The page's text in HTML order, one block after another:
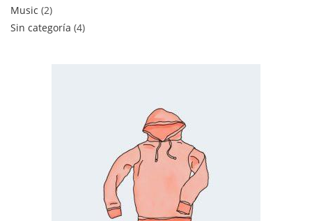
Music 2
Sin categoría 4